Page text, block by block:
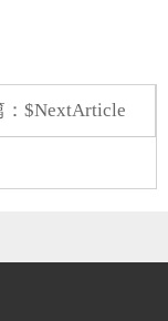
：$NextArticle